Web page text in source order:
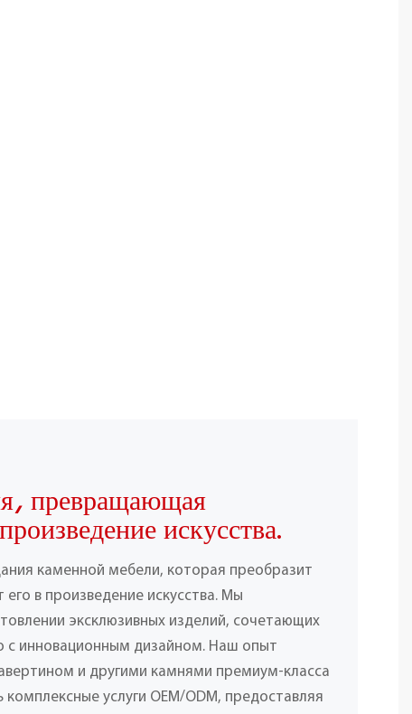
превращающая
искусства.
каменной мебели, которая преобразит
в произведение искусства. Мы
эксклюзивных изделий, сочетающих
с инновационным дизайном. Наш опыт
и другими камнями премиум-класса
услуги OEM/ODM, предоставляя